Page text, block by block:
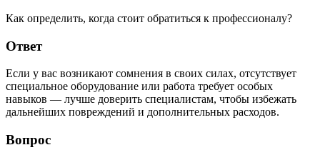
Как определить, когда стоит обратиться к профессионалу?
Ответ
Если у вас возникают сомнения в своих силах, отсутствует
специальное оборудование или работа требует особых
навыков — лучше доверить специалистам, чтобы избежать
дальнейших повреждений и дополнительных расходов.
Вопрос